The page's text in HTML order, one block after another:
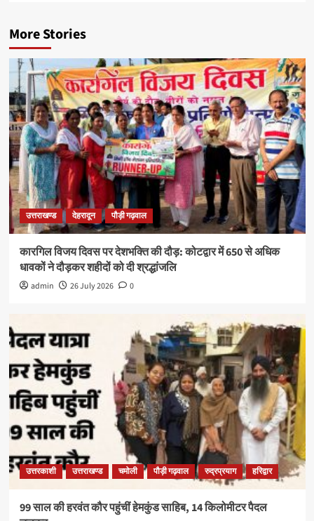
More Stories
उत्तराखण्ड देहरादून पौड़ी गढ़वाल
कारगिल विजय दिवस पर देशभक्ति की दौड़: कोटद्वार में 650 से अधिक
धावकों ने दौड़कर शहीदों को दी श्रद्धांजलि
admin 26 July 2026 0
उत्तरकाशी उत्तराखण्ड चमोली पौड़ी गढ़वाल रुद्रप्रयाग हरिद्वार
99 साल की हरवंत कौर पहुंचीं हेमकुंड साहिब, 14 किलोमीटर पैदल